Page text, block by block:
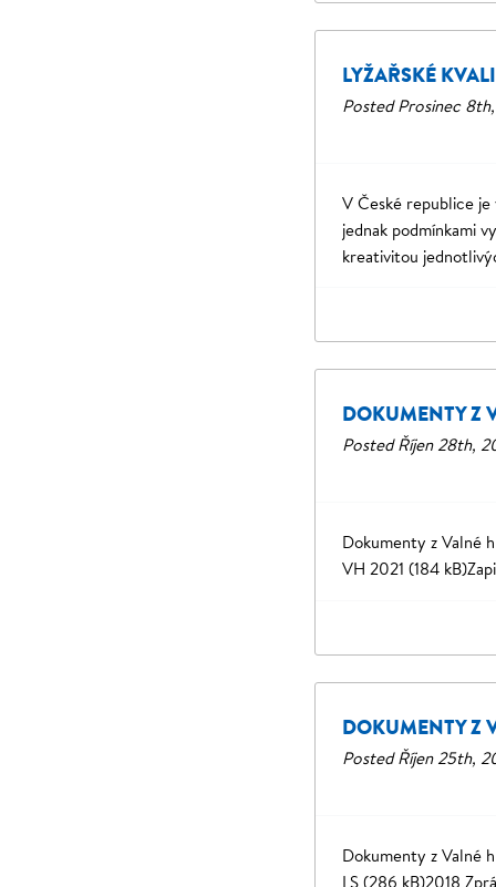
LYŽAŘSKÉ
PostedProsinec
V České republice
jednak podmínkami
kreativitou
DOKUMENTY Z
PostedŘíjen 28th,
Dokumenty z Valné
VH 2021 (184
DOKUMENTY Z
PostedŘíjen 25th,
Dokumenty z Valné
LS (286 kB)2018